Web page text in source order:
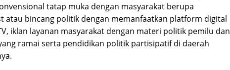
tatap muka dengan masyarakat berupa
atau bincang politik dengan memanfaatkan platform digital
iklan layanan masyarakat dengan materi politik pemilu dan
ramai serta pendidikan politik partisipatif di daerah